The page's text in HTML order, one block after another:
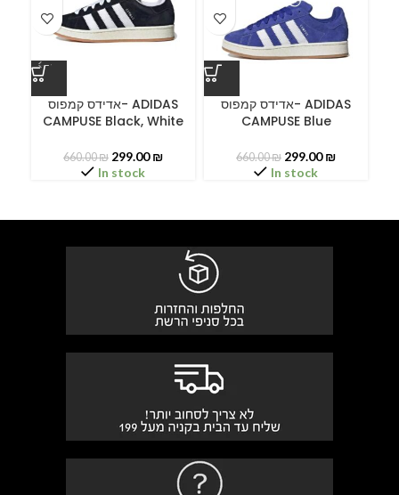
אדידס קמפוס- ADIDAS
CAMPUSE Black, White
660.00₪ 299.00₪
In stock
אדידס קמפוס- ADIDAS
CAMPUSE Blue
660.00₪ 299.00₪
In stock